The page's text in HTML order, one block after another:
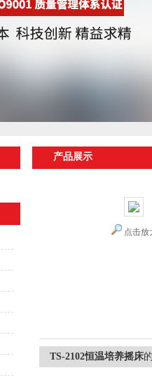
产品展示
点击放
TS-2102恒温培养摇床